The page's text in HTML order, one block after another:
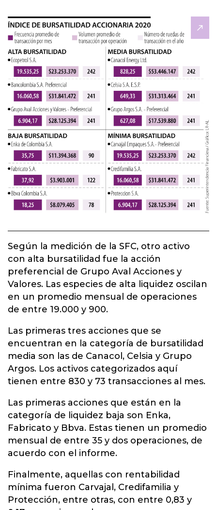
Según la medición de la SFC, otro activo
con alta bursatilidad fue la acción
preferencial de Grupo Aval Acciones y
Valores. Las especies de alta liquidez oscilan
en un promedio mensual de operaciones
de entre 19.000 y 900.
Las primeras tres acciones que se
encuentran en la categoría de bursatilidad
media son las de Canacol, Celsia y Grupo
Argos. Los activos categorizados aquí
tienen entre 830 y 73 transacciones al mes.
Las primeras acciones que están en la
categoría de liquidez baja son Enka,
Fabricato y Bbva. Estas tienen un promedio
mensual de entre 35 y dos operaciones, de
acuerdo con el informe.
Finalmente, aquellas con rentabilidad
mínima fueron Carvajal, Credifamilia y
Protección, entre otras, con entre 0,83 y